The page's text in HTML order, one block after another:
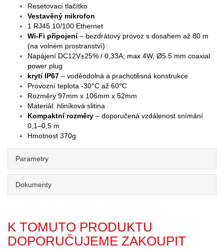
Resetovací tlačítko
Vestavěný mikrofon
1 RJ45 10/100 Ethernet
Wi-Fi připojení– bezdrátový provoz s dosahem až 80 m
(na volném prostranství)
Napájení DC12V±25% / 0,33A; max 4W, Ø5.5 mm coaxial
power plug
krytí IP67 – voděodolná a prachotěsná konstrukce
Provozní teplota -30°C až 60°C
Rozměry 97mm x 106mm x 52mm
Materiál: hliníková slitina
Kompaktní rozměry – doporučená vzdálenost snímání
0,1–0,5 m
Hmotnost 370g
Parametry
Dokumenty
K TOMUTO PRODUKTU
DOPORUČUJEME ZAKOUPIT